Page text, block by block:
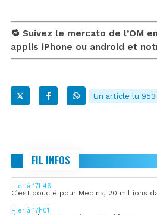
🔁 Suivez le mercato de l’OM
applis iPhone ou android et
Un article lu
FIL INFOS
Hier à 17h46
C’est bouclé pour Medina, 20 millions
Hier à 17h01